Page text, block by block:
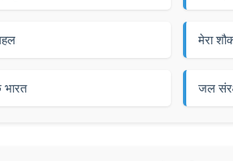
मेरा
भारत जल